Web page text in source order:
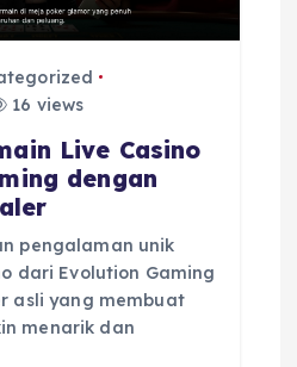
16 views
Live Casino
dengan
pengalaman unik
dari Evolution Gaming
asli yang membuat
menarik dan